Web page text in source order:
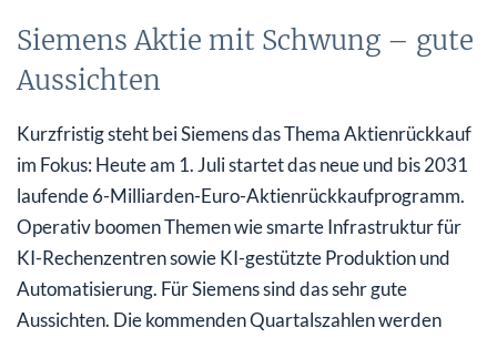
Siemens Aktie mit Schwung – gute
Aussichten
Kurzfristig steht bei Siemens das Thema Aktienrückkauf
im Fokus: Heute am 1. Juli startet das neue und bis 2031
laufende 6-Milliarden-Euro-Aktienrückkaufprogramm.
Operativ boomen Themen wie smarte Infrastruktur für
KI-Rechenzentren sowie KI-gestützte Produktion und
Automatisierung. Für Siemens sind das sehr gute
Aussichten. Die kommenden Quartalszahlen werden